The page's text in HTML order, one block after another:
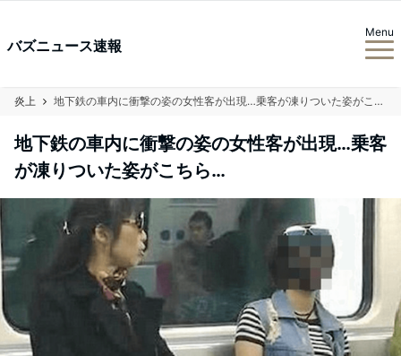
バズニュース速報
Menu
炎上 地下鉄の車内に衝撃の姿の女性客が出現…乗客が凍りついた姿がこちら…
地下鉄の車内に衝撃の姿の女性客が出現…乗客
が凍りついた姿がこちら…